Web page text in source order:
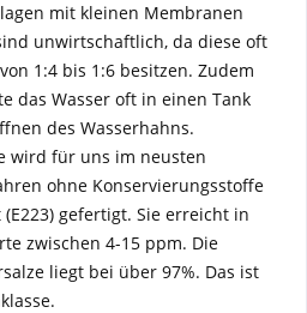
mit kleinen Membranen
unwirtschaftlich, da diese oft
1:4 bis 1:6 besitzen. Zudem
das Wasser oft in einen Tank
des Wasserhahns.
wird für uns im neusten
ohne Konservierungsstoffe
gefertigt. Sie erreicht in
zwischen 4-15 ppm. Die
liegt bei über 97%. Das ist